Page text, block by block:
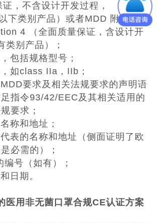
证，不含设计开发过程，
下类别产品）或者MDD 附录II
4
（全面质量保证，含设计开
类别产品）；
包括规格型号；
如class IIa ， IIb ；
MDD要求及相关法规要求的声明语
指令93/42/EEC及其相关适用的
要求；
称和地址；
表的名称和地址 （侧面证明了欧
必需的）
；
编号（如有）；
日期。
医用非无菌口罩合规CE认证方案